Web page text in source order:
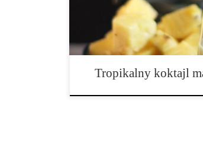
Tropikalny koktajl